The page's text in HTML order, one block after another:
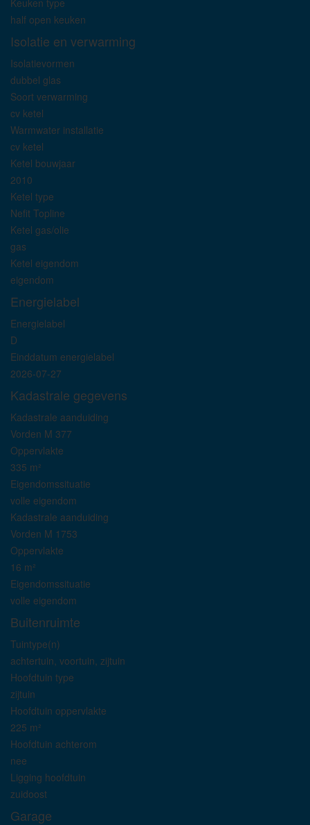
Keuken type
half open keuken
Isolatie en verwarming
Isolatievormen
dubbel glas
Soort verwarming
cv ketel
Warmwater installatie
cv ketel
Ketel bouwjaar
2010
Ketel type
Nefit Topline
Ketel gas/olie
gas
Ketel eigendom
eigendom
Energielabel
Energielabel
D
Einddatum energielabel
2026-07-27
Kadastrale gegevens
Kadastrale aanduiding
Vorden M 377
Oppervlakte
335 m²
Eigendomssituatie
volle eigendom
Kadastrale aanduiding
Vorden M 1753
Oppervlakte
16 m²
Eigendomssituatie
volle eigendom
Buitenruimte
Tuintype(n)
achtertuin, voortuin, zijtuin
Hoofdtuin type
zijtuin
Hoofdtuin oppervlakte
225 m²
Hoofdtuin achterom
nee
Ligging hoofdtuin
zuidoost
Garage